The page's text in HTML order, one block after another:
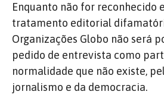
Enquanto não for reconhecido
tratamento editorial
Organizações Globo não será
pedido de entrevista como
normalidade que não existe,
jornalismo e da democracia.